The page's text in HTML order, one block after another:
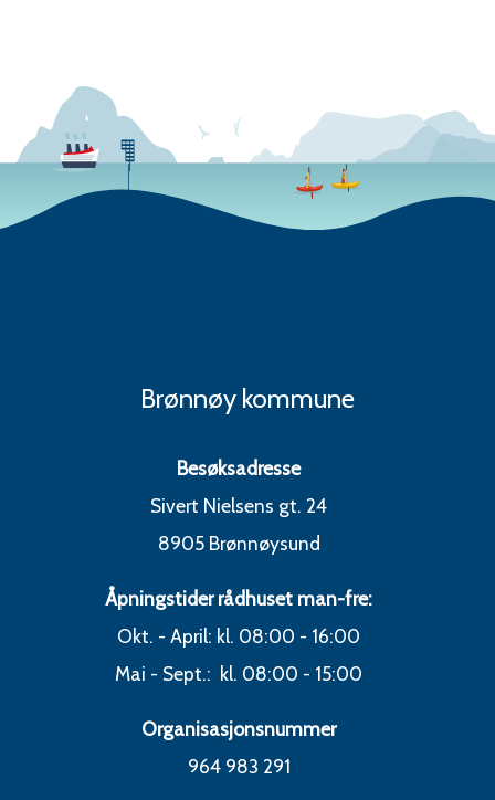
Brønnøy kommune
Besøksadresse
Sivert Nielsens gt. 24
8905 Brønnøysund
Åpningstider rådhuset man-fre:
Okt. - April: kl. 08:00 - 16:00
Mai - Sept.: kl. 08:00 - 15:00
Organisasjonsnummer
964 983 291